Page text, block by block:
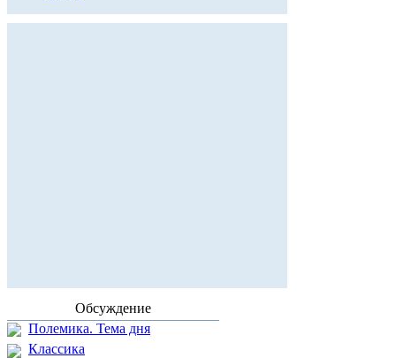
Обсуждение
Полемика. Тема дня
Классика